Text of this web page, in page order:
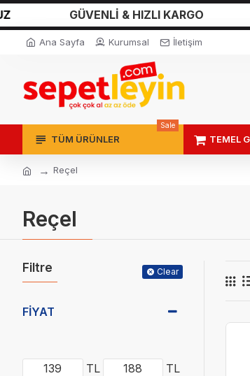
GÜVENLİ & HIZLI KARGO
Ana Sayfa Kurumsal İletişim
TÜM ÜRÜNLER
Sale
TEMEL
Reçel
Reçel
Filtre Clear
FIYAT
TL TL